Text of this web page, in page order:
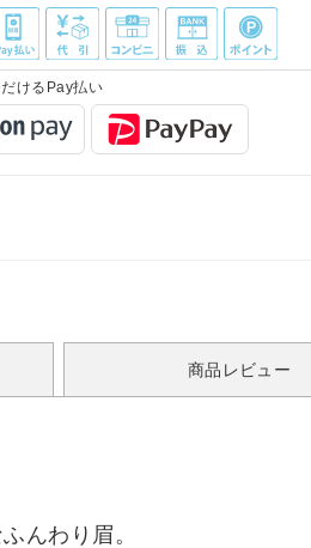
けるPay払い
商品レビュー
んわり眉。